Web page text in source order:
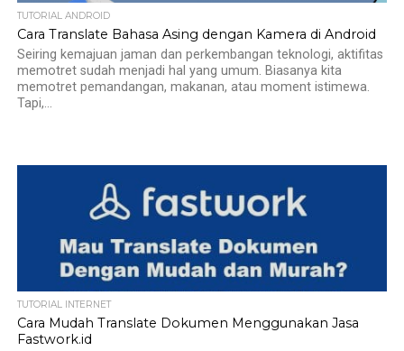
TUTORIAL ANDROID
Cara Translate Bahasa Asing dengan Kamera di Android
Seiring kemajuan jaman dan perkembangan teknologi, aktifitas
memotret sudah menjadi hal yang umum. Biasanya kita
memotret pemandangan, makanan, atau moment istimewa.
Tapi,...
TUTORIAL INTERNET
Cara Mudah Translate Dokumen Menggunakan Jasa
Fastwork.id